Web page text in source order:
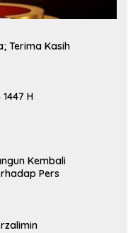
Terima Kasih
H
Kembali
Pers